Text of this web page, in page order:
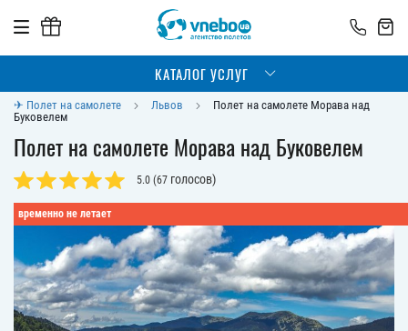
КАТАЛОГ УСЛУГ
✈ Полет на самолете Львов
Полет на самолете Морава над
Буковелем
Полет на самолете Морава над Буковелем
5.0 (67 голосов)
временно не летает